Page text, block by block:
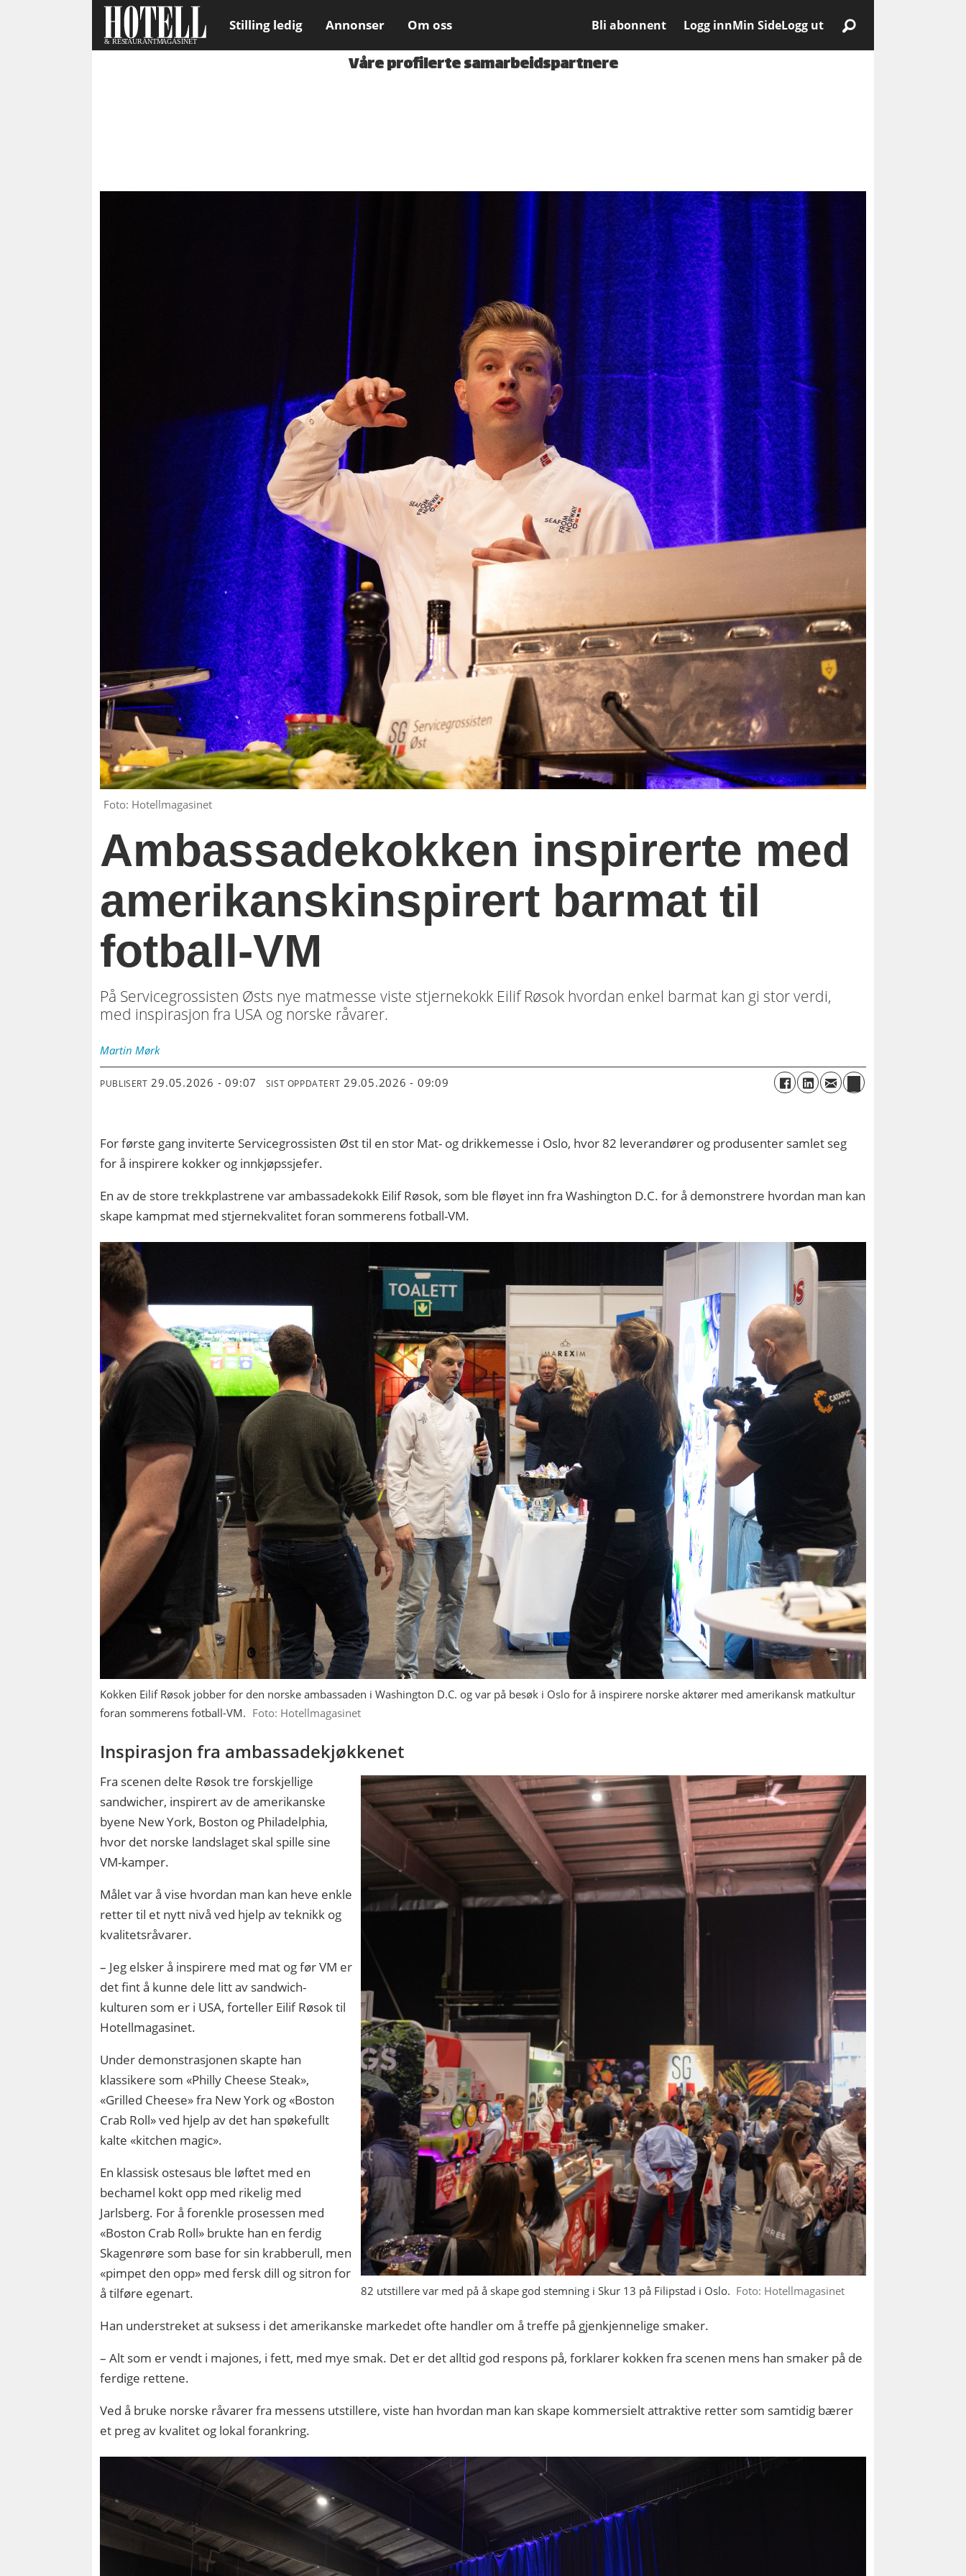
Stilling ledig Annonser Om oss Bli abonnent Logg innMin SideLogg ut
Våre profilerte samarbeidspartnere
Foto: Hotellmagasinet
Ambassadekokken inspirerte med
amerikanskinspirert barmat til
fotball-VM
På Servicegrossisten Østs nye matmesse viste stjernekokk Eilif Røsok hvordan enkel barmat kan gi stor verdi,
med inspirasjon fra USA og norske råvarer.
Martin Mørk
PUBLISERT 29.05.2026 - 09:07 SIST OPPDATERT 29.05.2026 - 09:09
For første gang inviterte Servicegrossisten Øst til en stor Mat- og drikkemesse i Oslo, hvor 82 leverandører og produsenter samlet seg
for å inspirere kokker og innkjøpssjefer.
En av de store trekkplastrene var ambassadekokk Eilif Røsok, som ble fløyet inn fra Washington D.C. for å demonstrere hvordan man kan
skape kampmat med stjernekvalitet foran sommerens fotball-VM.
Kokken Eilif Røsok jobber for den norske ambassaden i Washington D.C. og var på besøk i Oslo for å inspirere norske aktører med amerikansk matkultur
foran sommerens fotball-VM. Foto: Hotellmagasinet
Inspirasjon fra ambassadekjøkkenet
82 utstillere var med på å skape god stemning i Skur 13 på Filipstad i Oslo. Foto: Hotellmagasinet
Fra scenen delte Røsok tre forskjellige
sandwicher, inspirert av de amerikanske
byene New York, Boston og Philadelphia,
hvor det norske landslaget skal spille sine
VM-kamper.
Målet var å vise hvordan man kan heve enkle
retter til et nytt nivå ved hjelp av teknikk og
kvalitetsråvarer.
– Jeg elsker å inspirere med mat og før VM er
det fint å kunne dele litt av sandwich-
kulturen som er i USA, forteller Eilif Røsok til
Hotellmagasinet.
Under demonstrasjonen skapte han
klassikere som «Philly Cheese Steak»,
«Grilled Cheese» fra New York og «Boston
Crab Roll» ved hjelp av det han spøkefullt
kalte «kitchen magic».
En klassisk ostesaus ble løftet med en
bechamel kokt opp med rikelig med
Jarlsberg. For å forenkle prosessen med
«Boston Crab Roll» brukte han en ferdig
Skagenrøre som base for sin krabberull, men
«pimpet den opp» med fersk dill og sitron for
å tilføre egenart.
Han understreket at suksess i det amerikanske markedet ofte handler om å treffe på gjenkjennelige smaker.
– Alt som er vendt i majones, i fett, med mye smak. Det er det alltid god respons på, forklarer kokken fra scenen mens han smaker på de
ferdige rettene.
Ved å bruke norske råvarer fra messens utstillere, viste han hvordan man kan skape kommersielt attraktive retter som samtidig bærer
et preg av kvalitet og lokal forankring.